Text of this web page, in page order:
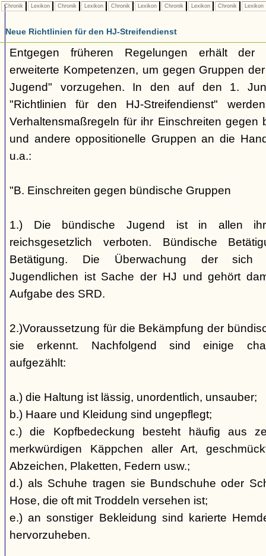
Chronik Lexikon Chronik Lexikon Chronik Lexikon Chronik Lexikon Chronik Lexikon
Neue Richtlinien für den HJ-Streifendienst
Entgegen früheren Regelungen erhält der
erweiterte Kompetenzen, um gegen Gruppen
Jugend" vorzugehen. In den auf den 1.
"Richtlinien für den HJ-Streifendienst"
Verhaltensmaßregeln für ihr Einschreiten gegen
und andere oppositionelle Gruppen an die
u.a.:
"B. Einschreiten gegen bündische Gruppen
1.) Die bündische Jugend ist in allen
reichsgesetzlich verboten. Bündische
Betätigung. Die Überwachung der sich
Jugendlichen ist Sache der HJ und gehört
Aufgabe des SRD.
2.)Voraussetzung für die Bekämpfung der
sie erkennt. Nachfolgend sind einige
aufgezählt:
a.) die Haltung ist lässig, unordentlich, unsauber;
b.) Haare und Kleidung sind ungepflegt;
c.) die Kopfbedeckung besteht häufig aus
merkwürdigen Käppchen aller Art,
Abzeichen, Plaketten, Federn usw.;
d.) als Schuhe tragen sie Bundschuhe oder
Hose, die oft mit Troddeln versehen ist;
e.) an sonstiger Bekleidung sind karierte
hervorzuheben.